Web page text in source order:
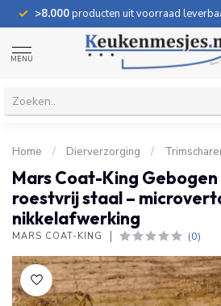
>8.000producten uit voorraad
MENU
Home / Dierverzorging /
Mars Coat-King
roestvrij staal –
nikkelafwerking
MARS COAT-KING (0)